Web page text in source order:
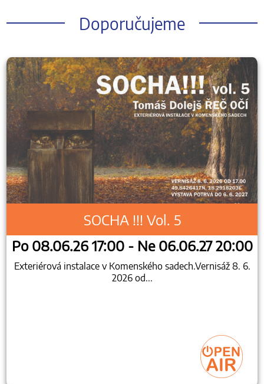
Doporučujeme
SOCHA !!! Vol. 5
Po 08.06.26 17:00 - Ne 06.06.27 20:00
Exteriérová instalace v Komenského sadech.Vernisáž 8. 6.
2026 od...